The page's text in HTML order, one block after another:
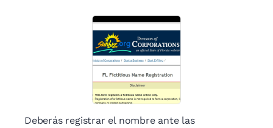
Deberás registrar el nombre ante las